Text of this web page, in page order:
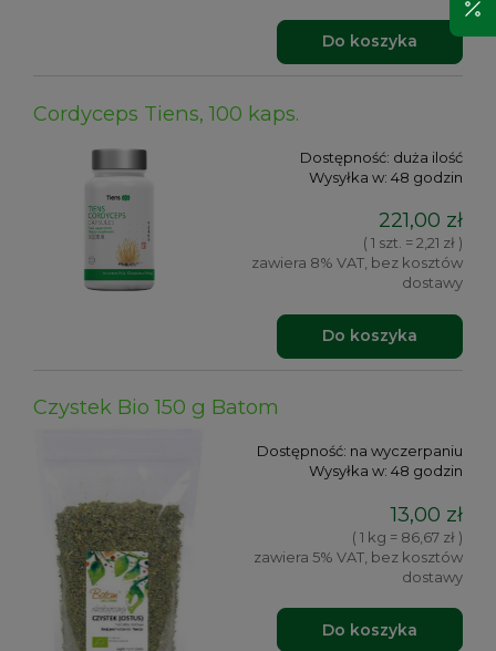
Do koszyka
Cordyceps Tiens, 100 kaps.
Dostępność: duża ilość
Wysyłka w: 48 godzin
221,00 zł
( 1 szt. = 2,21 zł )
zawiera 8% VAT, bez kosztów
dostawy
Do koszyka
Czystek Bio 150 g Batom
Dostępność: na wyczerpaniu
Wysyłka w: 48 godzin
13,00 zł
( 1 kg = 86,67 zł )
zawiera 5% VAT, bez kosztów
dostawy
Do koszyka